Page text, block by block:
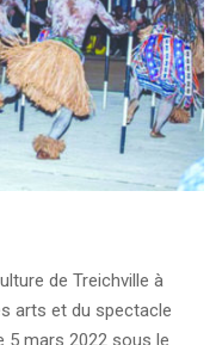
de Treichville à
arts et du spectacle
5 mars 2022 sous le